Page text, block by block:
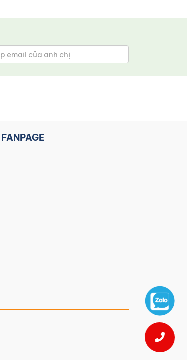
FANPAGE